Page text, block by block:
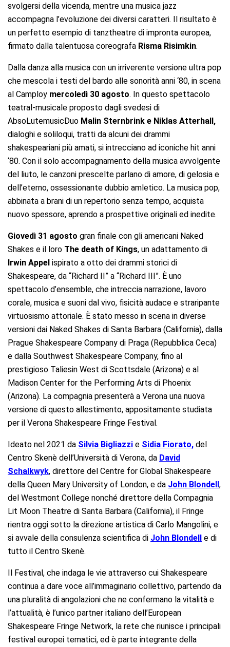
svolgersi della vicenda, mentre una musica jazz
accompagna l’evoluzione dei diversi caratteri. Il risultato è
un perfetto esempio di tanztheatre di impronta europea,
firmato dalla talentuosa coreografa Risma Risimkin.
Dalla danza alla musica con un irriverente versione ultra pop
che mescola i testi del bardo alle sonorità anni ‘80, in scena
al Camploy mercoledì 30 agosto. In questo spettacolo
teatral-musicale proposto dagli svedesi di
AbsoLutemusicDuo Malin Sternbrink e Niklas Atterhall,
dialoghi e soliloqui, tratti da alcuni dei drammi
shakespeariani più amati, si intrecciano ad iconiche hit anni
‘80. Con il solo accompagnamento della musica avvolgente
del liuto, le canzoni prescelte parlano di amore, di gelosia e
dell’eterno, ossessionante dubbio amletico. La musica pop,
abbinata a brani di un repertorio senza tempo, acquista
nuovo spessore, aprendo a prospettive originali ed inedite.
Giovedì 31 agosto gran finale con gli americani Naked
Shakes e il loro The death of Kings, un adattamento di
Irwin Appel ispirato a otto dei drammi storici di
Shakespeare, da “Richard II” a “Richard III”. È uno
spettacolo d’ensemble, che intreccia narrazione, lavoro
corale, musica e suoni dal vivo, fisicità audace e straripante
virtuosismo attoriale. È stato messo in scena in diverse
versioni dai Naked Shakes di Santa Barbara (California), dalla
Prague Shakespeare Company di Praga (Repubblica Ceca)
e dalla Southwest Shakespeare Company, fino al
prestigioso Taliesin West di Scottsdale (Arizona) e al
Madison Center for the Performing Arts di Phoenix
(Arizona). La compagnia presenterà a Verona una nuova
versione di questo allestimento, appositamente studiata
per il Verona Shakespeare Fringe Festival.
Ideato nel 2021 da Silvia Bigliazzi e Sidia Fiorato, del
Centro Skenè dell’Università di Verona, da David
Schalkwyk, direttore del Centre for Global Shakespeare
della Queen Mary University of London, e da John Blondell,
del Westmont College nonché direttore della Compagnia
Lit Moon Theatre di Santa Barbara (California), il Fringe
rientra oggi sotto la direzione artistica di Carlo Mangolini, e
si avvale della consulenza scientifica di John Blondell e di
tutto il Centro Skenè.
Il Festival, che indaga le vie attraverso cui Shakespeare
continua a dare voce all’immaginario collettivo, partendo da
una pluralità di angolazioni che ne confermano la vitalità e
l’attualità, è l’unico partner italiano dell’European
Shakespeare Fringe Network, la rete che riunisce i principali
festival europei tematici, ed è parte integrante della